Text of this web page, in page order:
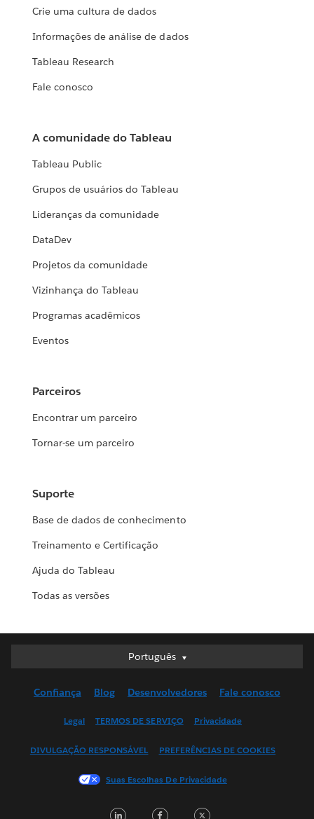
Crie uma cultura de dados
Informações de análise de dados
Tableau Research
Fale conosco
A comunidade do Tableau
Tableau Public
Grupos de usuários do Tableau
Lideranças da comunidade
DataDev
Projetos da comunidade
Vizinhança do Tableau
Programas acadêmicos
Eventos
Parceiros
Encontrar um parceiro
Tornar-se um parceiro
Suporte
Base de dados de conhecimento
Treinamento e Certificação
Ajuda do Tableau
Todas as versões
Português
Português
English (UK)
Français (Canada)
日本語
Confiança Blog Desenvolvedores Fale conosco
Legal TERMOS DE SERVIÇO Privacidade
DIVULGAÇÃO RESPONSÁVEL PREFERÊNCIAS DE COOKIES
Suas Escolhas De Privacidade
LinkedInFacebook